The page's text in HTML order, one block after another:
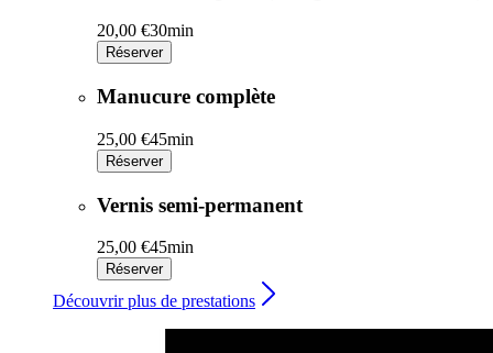
20,00 €30min
Réserver
Manucure complète
25,00 €45min
Réserver
Vernis semi-permanent
25,00 €45min
Réserver
Découvrir plus de prestations